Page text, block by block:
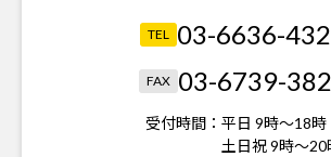
TEL 03-6636-
FAX 03-6739-
受付時間： 平日 9時～18時
土日祝 9時～20